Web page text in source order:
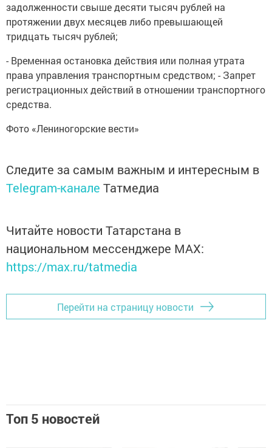
задолженности свыше десяти тысяч рублей на
протяжении двух месяцев либо превышающей
тридцать тысяч рублей;
- Временная остановка действия или полная утрата
права управления транспортным средством; - Запрет
регистрационных действий в отношении транспортного
средства.
Фото «Лениногорские вести»
Следите за самым важным и интересным в
Telegram-канале Татмедиа
Читайте новости Татарстана в
национальном мессенджере MАХ:
https://max.ru/tatmedia
Перейти на страницу новости
Топ 5 новостей